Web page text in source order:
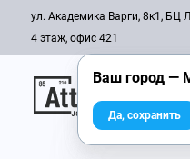
ул. Академика Варги, 8к1, БЦ
4 этаж, офис 421
Онлайн-журнал
Ваш город —
Да, сохранить